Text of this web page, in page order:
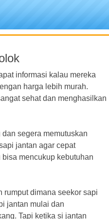
informasi kalau mereka
harga lebih murah.
sehat dan menghasilkan
segera memutuskan
jantan agar cepat
mencukup kebutuhan
rumput dimana seekor sapi
jantan mulai dan
Tapi ketika si jantan